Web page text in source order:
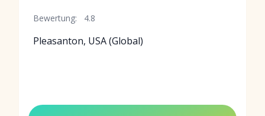
Bewertung: 4.8
Pleasanton, USA (Global)